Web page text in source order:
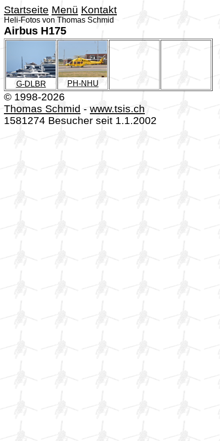
Startseite Menü Kontakt
Heli-Fotos von Thomas Schmid
Airbus H175
G-DLBR PH-NHU
© 1998-2026
Thomas Schmid - www.tsis.ch
1581274 Besucher seit 1.1.2002